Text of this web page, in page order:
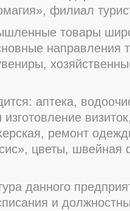
филиал
товары
направления
аптека,
изготовление
ремонт
цветы, швейная
данного
и